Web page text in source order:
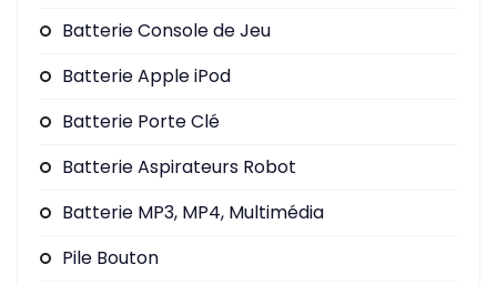
Batterie Console de Jeu
Batterie Apple iPod
Batterie Porte Clé
Batterie Aspirateurs Robot
Batterie MP3, MP4, Multimédia
Pile Bouton